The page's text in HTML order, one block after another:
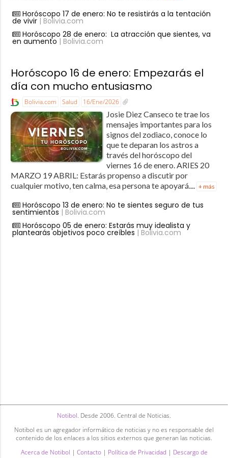
Horóscopo 17 de enero: No te resistirás a la tentación
de vivir| Bolivia.com
Horóscopo 28 de enero: La atracción que sientes, va
en aumento | Bolivia.com
Horóscopo 16 de enero: Empezarás el
día con mucho entusiasmo
Bolivia.com Salud 16/Ene/2026
Josie Diez Canseco te trae los
mensajes importantes para los
signos del zodiaco, conoce lo
que te deparan los astros a
través del horóscopo del
viernes 16 de enero. ARIES 20
MARZO 19 ABRIL: Estarás propenso a discutir por
cualquier motivo, ten calma, esa persona te apoyará.... + más
Horóscopo 13 de enero: No te sientes seguro de tus
sentimientos | Bolivia.com
Horóscopo 05 de enero: Estarás muy idealista y
plantearás objetivos poco creíbles | Bolivia.com
Notibol. Desde 2006. Central de Noticias.
Notibol es un agregador informático de noticias y no es responsable del
contenido de los enlaces a los sitios externos que generan las noticias.
Acerca de Notibol | Contacto| Política de Privacidad | Descargo de